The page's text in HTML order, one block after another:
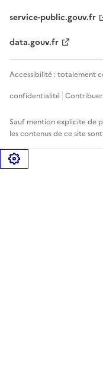
service-public.gouv.fr
data.gouv.fr
Accessibilité : totalement
confidentialité
Sauf mention explicite de
les contenus de ce site
Gérer les cookies